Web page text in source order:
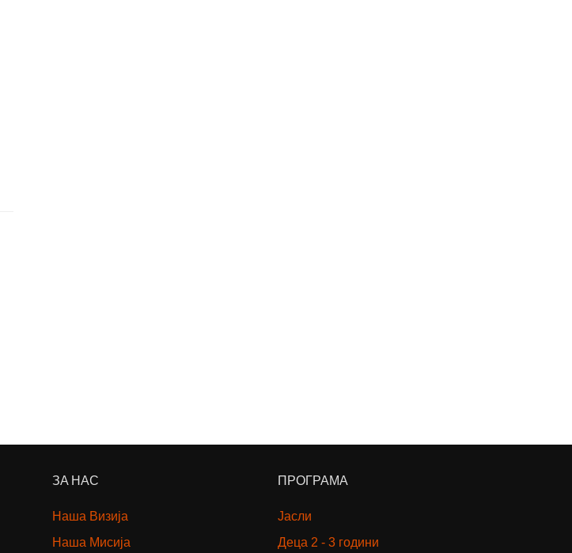
ЗА НАС
Наша Визија
Наша Мисија
ПРОГРАМА
Јасли
Деца 2 - 3 години